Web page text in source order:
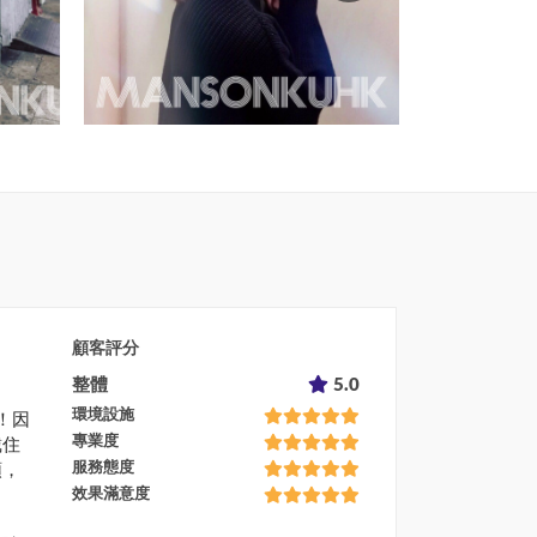
因
顧客評分
整體 5.0
環境設施
專業度
服務態度
效果滿意度